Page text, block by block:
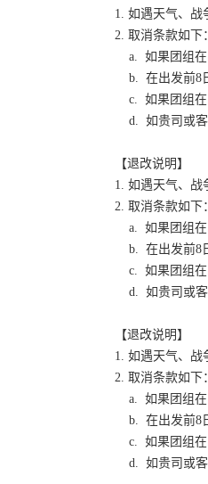
1. 如遇天气、
2. 取消条款如下：
a. 如果团组在
b. 在出发前8
c. 如果团组在
d. 如贵司或客
【退改说明】
1. 如遇天气、
2. 取消条款如下：
a. 如果团组在
b. 在出发前8
c. 如果团组在
d. 如贵司或客
【退改说明】
1. 如遇天气、
2. 取消条款如下：
a. 如果团组在
b. 在出发前8
c. 如果团组在
d. 如贵司或客